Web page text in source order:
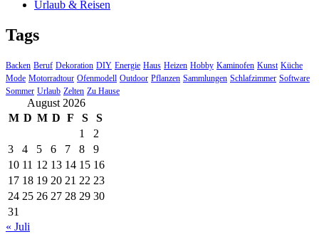
Urlaub & Reisen
Tags
Backen Beruf Dekoration DIY Energie Haus Heizen Hobby Kaminofen Kunst Küche
Mode Motorradtour Ofenmodell Outdoor Pflanzen Sammlungen Schlafzimmer Software
Sommer Urlaub Zelten Zu Hause
August 2026
M D M D F S
S
1
2
3
4 5 6 7 8
9
10 11 12 13 14 15 16
17 18 19 20 21 22 23
24 25 26 27 28 29 30
31
« Juli